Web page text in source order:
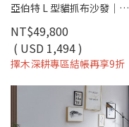
亞伯特 L 型貓抓布沙發｜防潑水貓抓布 × 移動式腳椅 × 獨立筒坐墊 – 擇木深耕
NT$49,800
( USD 1,494 )
擇木深耕專區結帳再享9折